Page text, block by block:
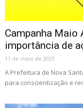
Campanha Maio
importância de
11 de maio de 2023
A Prefeitura de Nova
para conscientização e